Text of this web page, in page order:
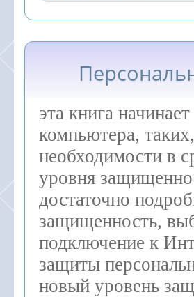
эта книга
компьютера,
необходимости в
уровня
достаточно
защищенность,
подключение к
защиты
новый уровень